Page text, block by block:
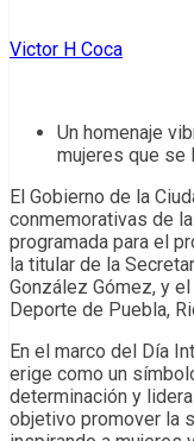
Victor H Coca
Un homenaje
mujeres que se
El Gobierno de la
conmemorativas de
programada para el
la titular de la
González Gómez, y
Deporte de Puebla,
En el marco del Día
erige como un
determinación y
objetivo promover la